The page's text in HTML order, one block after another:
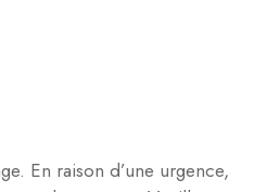
En raison d’une urgence,